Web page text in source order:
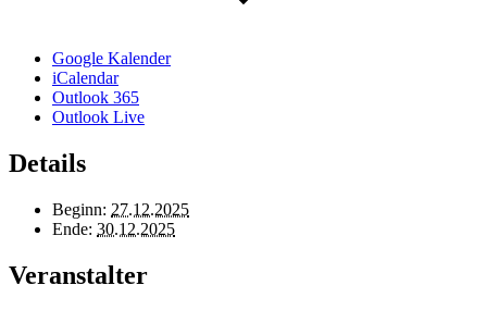
Google Kalender
iCalendar
Outlook 365
Outlook Live
Details
Beginn: 27.12.2025
Ende: 30.12.2025
Veranstalter